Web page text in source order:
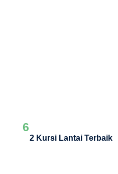
6
2 Kursi Lantai Terbaik